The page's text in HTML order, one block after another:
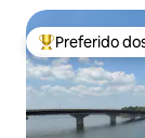
Entre os
Preferido